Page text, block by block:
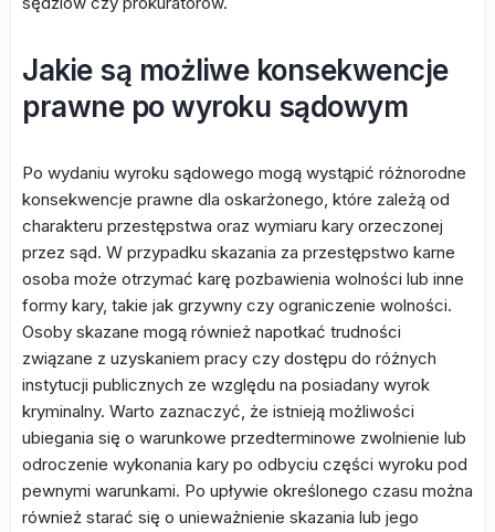
Jakie są możliwe konsekwencje
prawne po wyroku sądowym
Po wydaniu wyroku sądowego mogą wystąpić różnorodne
konsekwencje prawne dla oskarżonego, które zależą od
charakteru przestępstwa oraz wymiaru kary orzeczonej
przez sąd. W przypadku skazania za przestępstwo karne
osoba może otrzymać karę pozbawienia wolności lub inne
formy kary, takie jak grzywny czy ograniczenie wolności.
Osoby skazane mogą również napotkać trudności
związane z uzyskaniem pracy czy dostępu do różnych
instytucji publicznych ze względu na posiadany wyrok
kryminalny. Warto zaznaczyć, że istnieją możliwości
ubiegania się o warunkowe przedterminowe zwolnienie lub
odroczenie wykonania kary po odbyciu części wyroku pod
pewnymi warunkami. Po upływie określonego czasu można
również starać się o unieważnienie skazania lub jego